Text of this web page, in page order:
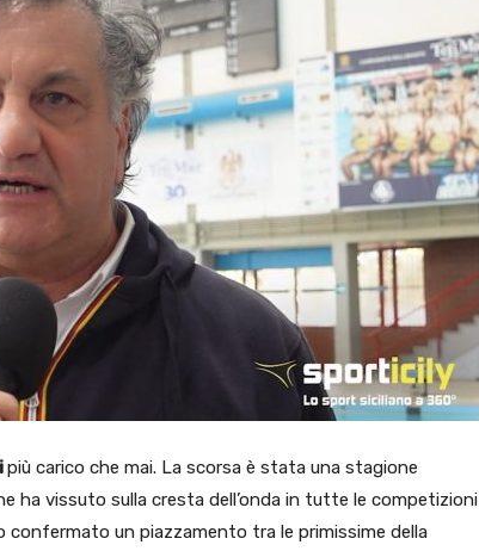
più carico che mai. La scorsa è stata una stagione
ha vissuto sulla cresta dell’onda in tutte le competizioni
un piazzamento tra le primissime della